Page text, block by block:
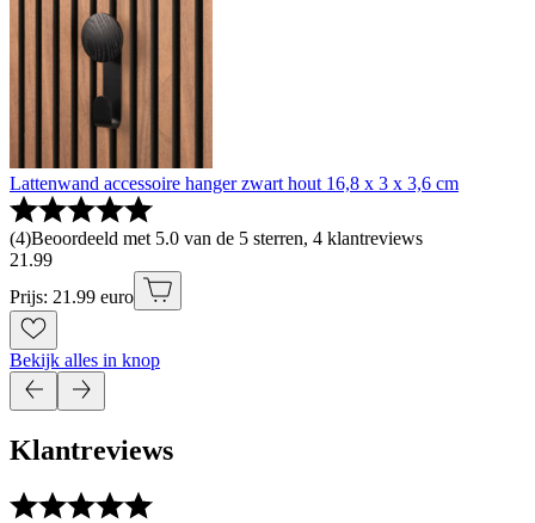
Lattenwand accessoire hanger zwart hout 16,8 x 3 x 3,6 cm
(4)Beoordeeld met 5.0 van de 5 sterren, 4 klantreviews
21.99
Prijs: 21.99 euro
Bekijk alles in knop
Klantreviews